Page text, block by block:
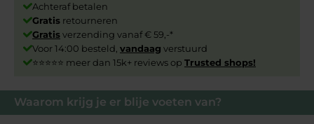
Waarom krijg je er blije voeten van?
Achteraf betalen
Gratis retourneren
Gratisverzending vanaf € 59,-*
Voor 14:00 besteld, vandaag verstuurd
⭐⭐⭐⭐⭐ meer dan 15k+ reviews op Trusted shops!